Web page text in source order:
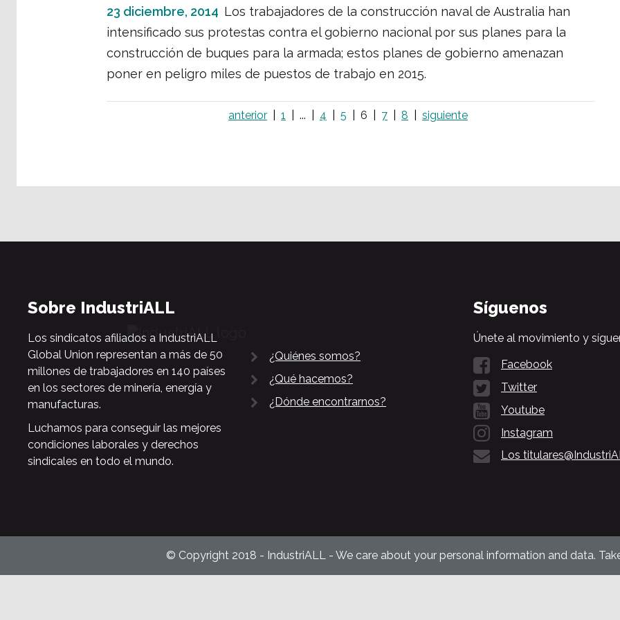
23 diciembre, 2014 Los trabajadores de la construcción naval de Australia han
intensificado sus protestas contra el gobierno nacional por sus planes para la
construcción de buques para la armada; estos planes de gobierno amenazan
poner en peligro miles de puestos de trabajo en 2015.
anterior 1 ... 4 5 6 7 8 siguiente
Sobre IndustriALL
Los sindicatos afiliados a IndustriALL
Global Union representan a más de 50
millones de trabajadores en 140 países
en los sectores de minería, energía y
manufacturas.
Luchamos para conseguir las mejores
condiciones laborales y derechos
sindicales en todo el mundo.
¿Quiénes somos?
¿Qué hacemos?
¿Dónde encontrarnos?
Síguenos
Únete al movimiento y
Facebook
Twitter
Youtube
Instagram
Los
© Copyright 2018 - IndustriALL - We care about your personal information and data.